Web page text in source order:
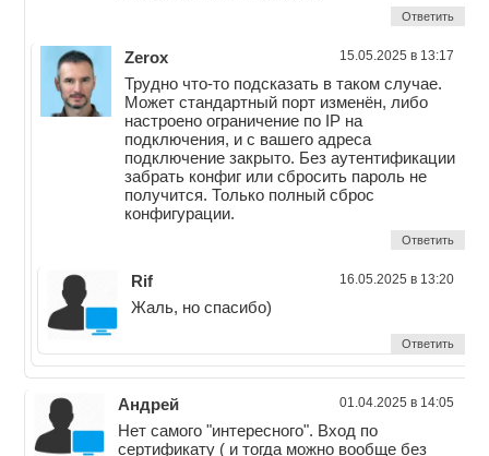
Ответить
Zerox 15.05.2025 в 13:17
Трудно что-то подсказать в таком случае.
Может стандартный порт изменён, либо
настроено ограничение по IP на
подключения, и с вашего адреса
подключение закрыто. Без аутентификации
забрать конфиг или сбросить пароль не
получится. Только полный сброс
конфигурации.
Ответить
Rif 16.05.2025 в 13:20
Жаль, но спасибо)
Ответить
Андрей 01.04.2025 в 14:05
Нет самого "интересного". Вход по
сертификату ( и тогда можно вообще без